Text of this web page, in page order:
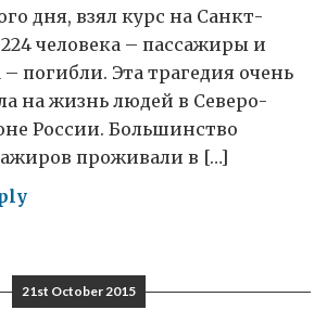
дня, взял курс на Санкт-
человека – пассажиры и
погибли. Эта трагедия очень
на жизнь людей в Северо-
России. Большинство
проживали в […]
21st October 2015